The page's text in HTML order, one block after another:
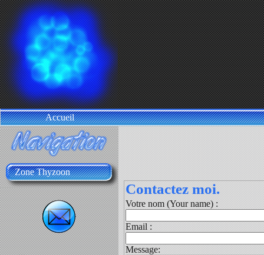
Accueil
Zone Thyzoon
Contactez moi.
Votre nom (Your name) :
Email :
Message: